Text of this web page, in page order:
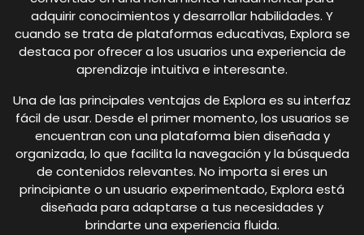
adquirir conocimientos y desarrollar habilidades. Y
cuando se trata de plataformas educativas, Explora se
destaca por ofrecer a los usuarios una experiencia de
aprendizaje intuitiva e interesante.
Una de las principales ventajas de Explora es su interfaz
fácil de usar. Desde el primer momento, los usuarios se
encuentran con una plataforma bien diseñada y
organizada, lo que facilita la navegación y la búsqueda
de contenidos relevantes. No importa si eres un
principiante o un usuario experimentado, Explora está
diseñada para adaptarse a tus necesidades y
brindarte una experiencia fluida.